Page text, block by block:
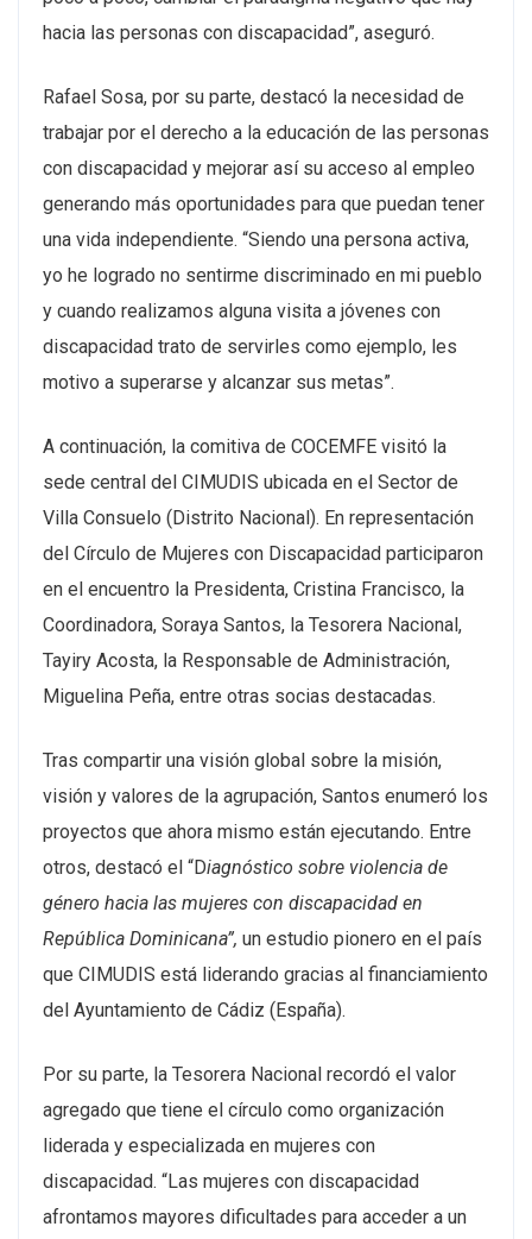
hacia las personas con discapacidad”, aseguró.
Rafael Sosa, por su parte, destacó la necesidad de
trabajar por el derecho a la educación de las personas
con discapacidad y mejorar así su acceso al empleo
generando más oportunidades para que puedan tener
una vida independiente. “Siendo una persona activa,
yo he logrado no sentirme discriminado en mi pueblo
y cuando realizamos alguna visita a jóvenes con
discapacidad trato de servirles como ejemplo, les
motivo a superarse y alcanzar sus metas”.
A continuación, la comitiva de COCEMFE visitó la
sede central del CIMUDIS ubicada en el Sector de
Villa Consuelo (Distrito Nacional). En representación
del Círculo de Mujeres con Discapacidad participaron
en el encuentro la Presidenta, Cristina Francisco, la
Coordinadora, Soraya Santos, la Tesorera Nacional,
Tayiry Acosta, la Responsable de Administración,
Miguelina Peña, entre otras socias destacadas.
Tras compartir una visión global sobre la misión,
visión y valores de la agrupación, Santos enumeró los
proyectos que ahora mismo están ejecutando. Entre
otros, destacó el “Diagnóstico sobre violencia de
género hacia las mujeres con discapacidad en
República Dominicana”, un estudio pionero en el país
que CIMUDIS está liderando gracias al financiamiento
del Ayuntamiento de Cádiz (España).
Por su parte, la Tesorera Nacional recordó el valor
agregado que tiene el círculo como organización
liderada y especializada en mujeres con
discapacidad. “Las mujeres con discapacidad
afrontamos mayores dificultades para acceder a un